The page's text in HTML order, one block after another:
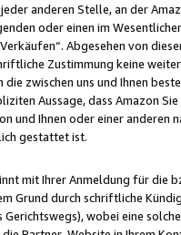
anderen Stelle, an der
oder einen im
Abgesehen von
Zustimmung keine
zwischen uns und Ihnen
Aussage, dass Amazon
und Ihnen oder einer
gestattet ist.
mit Ihrer Anmeldung für die
Grund durch schriftliche
wobei eine